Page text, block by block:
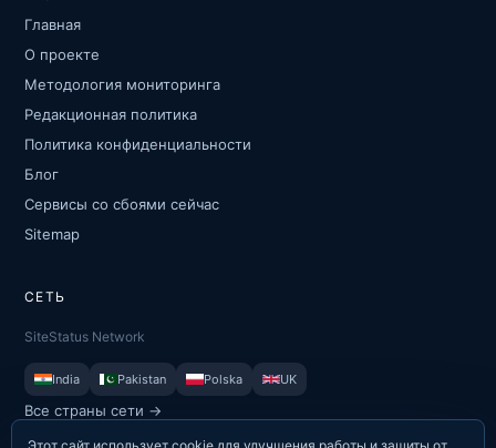
Главная
О проекте
Методология мониторинга
Редакционная политика
Политика конфиденциальности
Блог
Сервисы со сбоями сейчас
Sitemap
СЕТЬ
SiteStatus Network
India Pakistan Polska UK
Все страны сети →